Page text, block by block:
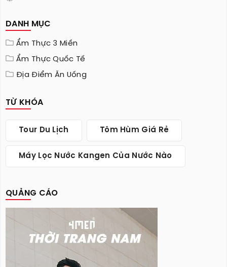
DANH MỤC
Ẩm Thực 3 Miền
Ẩm Thực Quốc Tế
Địa Điểm Ăn Uống
TỪ KHÓA
Tour Du Lịch Tôm Hùm Giá Rẻ
Máy Lọc Nước Kangen Của Nước Nào
QUẢNG CÁO